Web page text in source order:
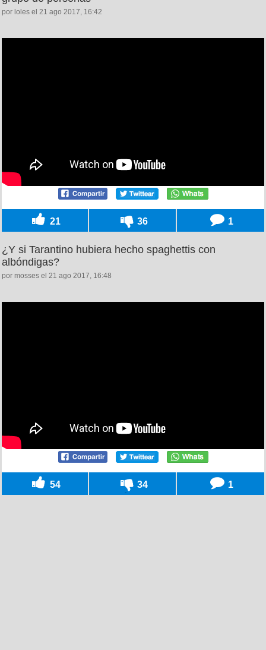
por loles el 21 ago 2017, 16:42
21 36 1
¿Y si Tarantino hubiera hecho spaghettis con
albóndigas?
por mosses el 21 ago 2017, 16:48
54 34 1